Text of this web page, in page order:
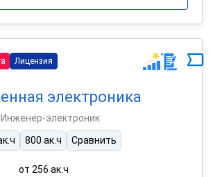
Лицензия
электроника
электроник
800 ак.ч Сравнить
от 256 ак.ч